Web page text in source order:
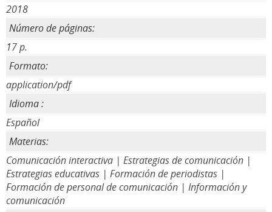
2018
Número de páginas:
17 p.
Formato:
application/pdf
Idioma :
Español
Materias:
Comunicación interactiva | Estrategias de comunicación |
Estrategias educativas | Formación de periodistas |
Formación de personal de comunicación | Información y
comunicación